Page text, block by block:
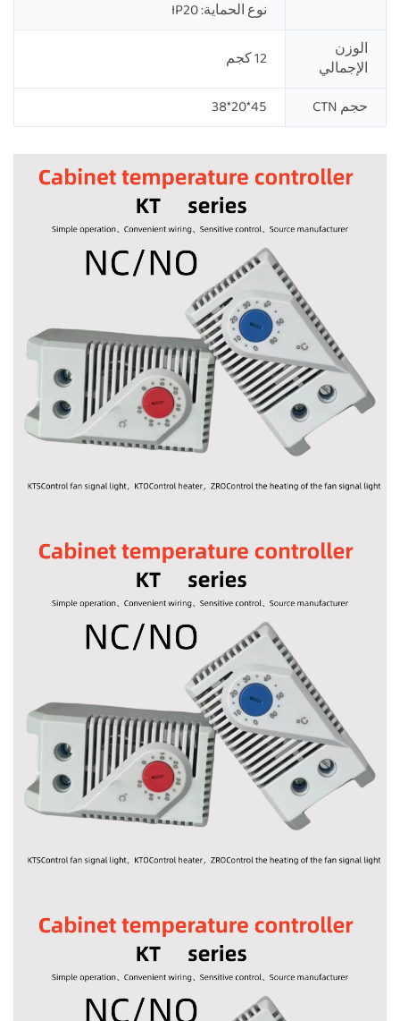
نوع الحماية: IP20
الوزن
الإجمالي
12 كجم
حجم CTN 45*20*38